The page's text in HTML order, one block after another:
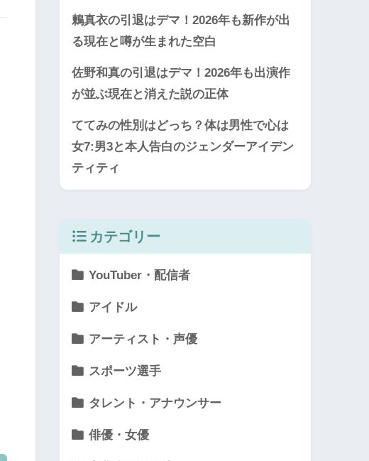
鶫真衣の引退はデマ！2026年も新作が出
る現在と噂が生まれた空白
佐野和真の引退はデマ！2026年も出演作
が並ぶ現在と消えた説の正体
ててみの性別はどっち？体は男性で心は
女7:男3と本人告白のジェンダーアイデン
ティティ
カテゴリー
YouTuber・配信者
アイドル
アーティスト・声優
スポーツ選手
タレント・アナウンサー
俳優・女優